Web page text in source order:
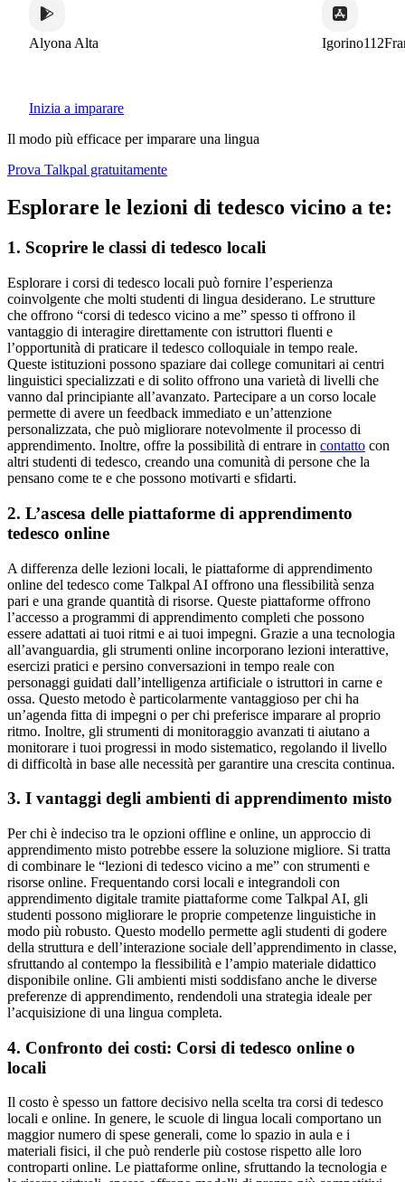
Alyona Alta
Inizia a imparare
Il modo più efficace per imparare una lingua
Prova Talkpal gratuitamente
Esplorare le lezioni di tedesco vicino a te:
1. Scoprire le classi di tedesco locali
Esplorare i corsi di tedesco locali può fornire l’esperienza
coinvolgente che molti studenti di lingua desiderano. Le strutture
che offrono “corsi di tedesco vicino a me” spesso ti offrono il
vantaggio di interagire direttamente con istruttori fluenti e
l’opportunità di praticare il tedesco colloquiale in tempo reale.
Queste istituzioni possono spaziare dai college comunitari ai centri
linguistici specializzati e di solito offrono una varietà di livelli che
vanno dal principiante all’avanzato. Partecipare a un corso locale
permette di avere un feedback immediato e un’attenzione
personalizzata, che può migliorare notevolmente il processo di
apprendimento. Inoltre, offre la possibilità di entrare in contatto con
altri studenti di tedesco, creando una comunità di persone che la
pensano come te e che possono motivarti e sfidarti.
2. L’ascesa delle piattaforme di apprendimento
tedesco online
A differenza delle lezioni locali, le piattaforme di apprendimento
online del tedesco come Talkpal AI offrono una flessibilità senza
pari e una grande quantità di risorse. Queste piattaforme offrono
l’accesso a programmi di apprendimento completi che possono
essere adattati ai tuoi ritmi e ai tuoi impegni. Grazie a una tecnologia
all’avanguardia, gli strumenti online incorporano lezioni interattive,
esercizi pratici e persino conversazioni in tempo reale con
personaggi guidati dall’intelligenza artificiale o istruttori in carne e
ossa. Questo metodo è particolarmente vantaggioso per chi ha
un’agenda fitta di impegni o per chi preferisce imparare al proprio
ritmo. Inoltre, gli strumenti di monitoraggio avanzati ti aiutano a
monitorare i tuoi progressi in modo sistematico, regolando il livello
di difficoltà in base alle necessità per garantire una crescita continua.
3. I vantaggi degli ambienti di apprendimento misto
Per chi è indeciso tra le opzioni offline e online, un approccio di
apprendimento misto potrebbe essere la soluzione migliore. Si tratta
di combinare le “lezioni di tedesco vicino a me” con strumenti e
risorse online. Frequentando corsi locali e integrandoli con
apprendimento digitale tramite piattaforme come Talkpal AI, gli
studenti possono migliorare le proprie competenze linguistiche in
modo più robusto. Questo modello permette agli studenti di godere
della struttura e dell’interazione sociale dell’apprendimento in classe,
sfruttando al contempo la flessibilità e l’ampio materiale didattico
disponibile online. Gli ambienti misti soddisfano anche le diverse
preferenze di apprendimento, rendendoli una strategia ideale per
l’acquisizione di una lingua completa.
4. Confronto dei costi: Corsi di tedesco online o
locali
Il costo è spesso un fattore decisivo nella scelta tra corsi di tedesco
locali e online. In genere, le scuole di lingua locali comportano un
maggior numero di spese generali, come lo spazio in aula e i
materiali fisici, il che può renderle più costose rispetto alle loro
controparti online. Le piattaforme online, sfruttando la tecnologia e